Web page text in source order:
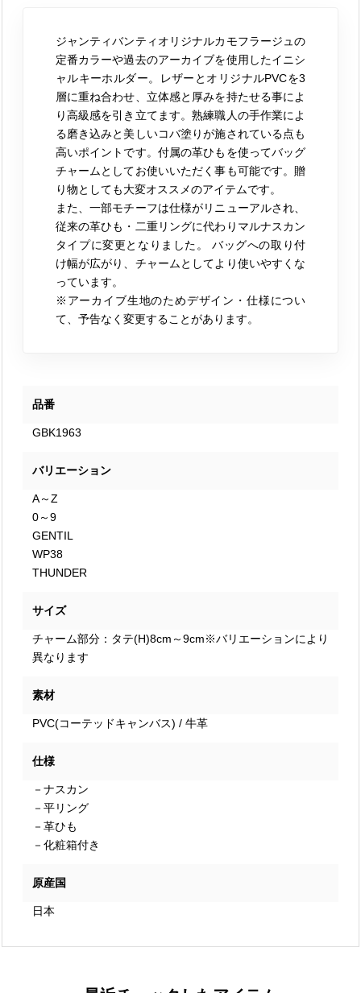
ジャンティバンティオリジナルカモフラージュの
定番カラーや過去のアーカイブを使用したイニシ
ャルキーホルダー。レザーとオリジナルPVCを3
層に重ね合わせ、立体感と厚みを持たせる事によ
り高級感を引き立てます。熟練職人の手作業によ
る磨き込みと美しいコバ塗りが施されている点も
高いポイントです。付属の革ひもを使ってバッグ
チャームとしてお使いいただく事も可能です。贈
り物としても大変オススメのアイテムです。
また、一部モチーフは仕様がリニューアルされ、
従来の革ひも・二重リングに代わりマルナスカン
タイプに変更となりました。 バッグへの取り付
け幅が広がり、チャームとしてより使いやすくな
っています。
※アーカイブ生地のためデザイン・仕様につい
て、予告なく変更することがあります。
品番
GBK1963
バリエーション
A～Z
0～9
GENTIL
WP38
THUNDER
サイズ
チャーム部分：タテ(H)8cm～9cm※バリエーションにより
異なります
素材
PVC(コーテッドキャンバス) / 牛革
仕様
－ナスカン
－平リング
－革ひも
－化粧箱付き
原産国
日本